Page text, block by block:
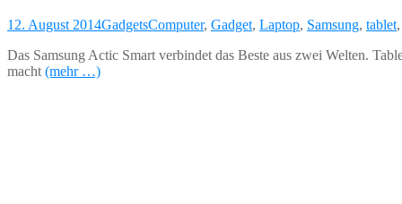
12. August 2014GadgetsComputer, Gadget, Laptop, Samsung, tablet
Das Samsung Actic Smart verbindet das Beste aus zwei Welten.
macht (mehr …)